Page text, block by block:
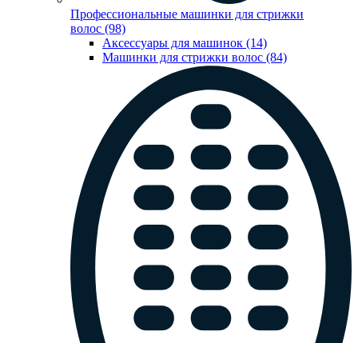
Профессиональные машинки для стрижки
волос (98)
Аксессуары для машинок (14)
Машинки для стрижки волос (84)